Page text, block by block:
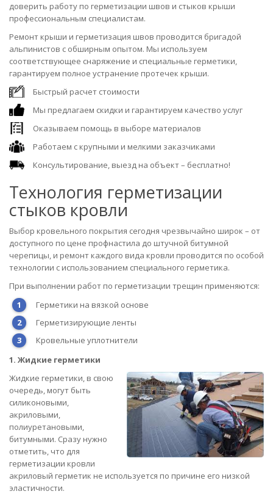
доверить работу по герметизации швов и стыков крыши
профессиональным специалистам.
Ремонт крыши и герметизация швов проводится бригадой
альпинистов с обширным опытом. Мы используем
соответствующее снаряжение и специальные герметики,
гарантируем полное устранение протечек крыши.
Быстрый расчет стоимости
Мы предлагаем скидки и гарантируем качество услуг
Оказываем помощь в выборе материалов
Работаем с крупными и мелкими заказчиками
Консультирование, выезд на объект – бесплатно!
Технология герметизации
стыков кровли
Выбор кровельного покрытия сегодня чрезвычайно широк – от
доступного по цене профнастила до штучной битумной
черепицы, и ремонт каждого вида кровли проводится по особой
технологии с использованием специального герметика.
При выполнении работ по герметизации трещин применяются:
Герметики на вязкой основе
Герметизирующие ленты
Кровельные уплотнители
1. Жидкие герметики
Жидкие герметики, в свою
очередь, могут быть
силиконовыми,
акриловыми,
полиуретановыми,
битумными. Сразу нужно
отметить, что для
герметизации кровли
акриловый герметик не используется по причине его низкой
эластичности.